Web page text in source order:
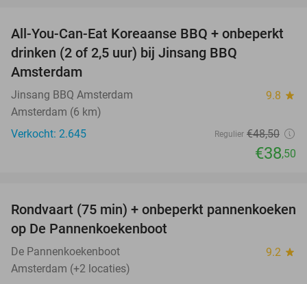
21%
All-You-Can-Eat Koreaanse BBQ + onbeperkt
drinken (2 of 2,5 uur) bij Jinsang BBQ
Amsterdam
Jinsang BBQ Amsterdam 9.8 star
Amsterdam (6 km)
Verkocht: 2.645
Regulier €48,50
€38,50
30%
Rondvaart (75 min) + onbeperkt pannenkoeken
op De Pannenkoekenboot
De Pannenkoekenboot 9.2 star
Amsterdam (+2 locaties)